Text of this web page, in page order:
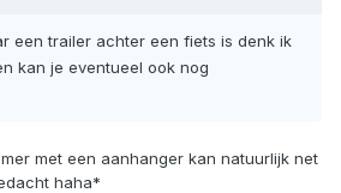
een trailer achter een fiets is denk ik
kan je eventueel ook nog
met een aanhanger kan natuurlijk net
haha*